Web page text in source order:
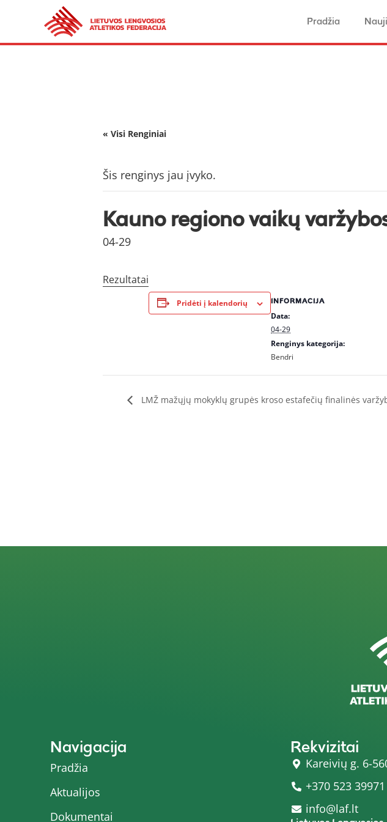
Pradžia
« Visi Renginiai
Šis renginys jau įvyko.
Kauno regiono vaikų
04-29
Rezultatai
Pridėti į kalendorių INFORMACIJA
Data:
04-29
Renginys kategorija:
Bendri
LMŽ mažųjų mokyklų grupės kroso estafečių finalinės
Navigacija
Pradžia
Aktualijos
Dokumentai
Rekvizitai
Kareivių g. 6-
+370 523 39971
info@laf.lt